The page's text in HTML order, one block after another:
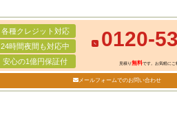
各種クレジット対応
24時間夜間も対応中
安心の1億円保証付
0120-
見積り無料です。お気軽にご
メールフォームでのお問い合わせ